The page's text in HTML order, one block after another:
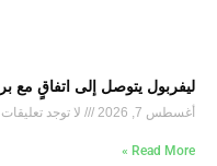
ليفربول يتوصل إلى اتفاقٍ مع
أغسطس 7, 2026 لا توجد تعليقات
Read More »